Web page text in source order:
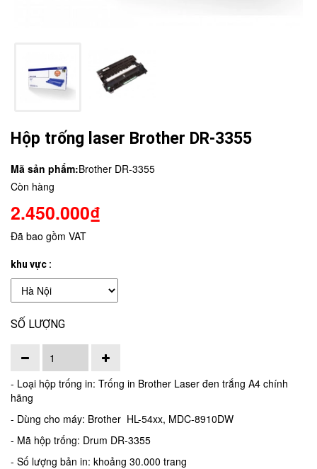
Hộp trống laser Brother DR-3355
Mã sản phẩm:Brother DR-3355
Còn hàng
2.450.000₫
Đã bao gồm VAT
khu vực :
SỐ LƯỢNG
- Loại hộp trống in: Trống in Brother Laser đen trắng A4 chính
hãng
- Dùng cho máy: Brother HL-54xx, MDC-8910DW
- Mã hộp trống: Drum DR-3355
- Số lượng bản in: khoảng 30.000 trang